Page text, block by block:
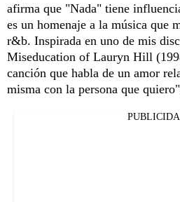
afirma que "Nada" tiene
es un homenaje a la música que
r&b. Inspirada en uno de mis
Miseducation of Lauryn Hill
canción que habla de un amor
misma con la persona que